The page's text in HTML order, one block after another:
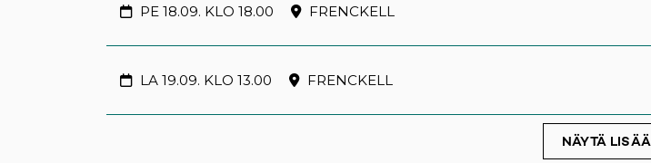
PE 18.09. KLO 18.00 FRENCKELL
LA 19.09. KLO 13.00 FRENCKELL
NÄYTÄ LISÄÄ